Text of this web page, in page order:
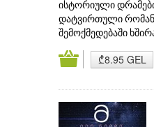
ისტორიული
დატვირთული
შემოქმედებაში
₾8.95 GEL